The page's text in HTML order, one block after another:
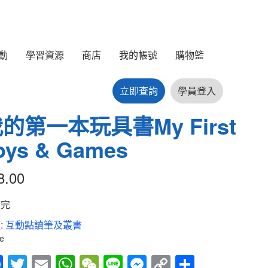
學習資源 商店 我的帳號 購物籃
立即查詢 學員登入
第一本玩具書My First
& Games
互動點讀筆及叢書
Fac
Twitt
Em
Wh
We
Line
Mes
Cop